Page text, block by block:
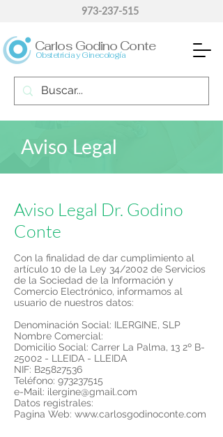
Obstetricia y Ginecología
Carlos Godino Conte
973-237-515
Aviso Legal
Aviso Legal Dr. Godino
Conte
Con la finalidad de dar cumplimiento al
artículo 10 de la Ley 34/2002 de Servicios
de la Sociedad de la Información y
Comercio Electrónico, informamos al
usuario de nuestros datos:
Denominación Social: ILERGINE, SLP
Nombre Comercial:
Domicilio Social: Carrer La Palma, 13 2º B-
25002 - LLEIDA - LLEIDA
NIF: B25827536
Teléfono: 973237515
e-Mail: ilergine@gmail.com
Datos registrales:
Pagina Web: www.carlosgodinoconte.com